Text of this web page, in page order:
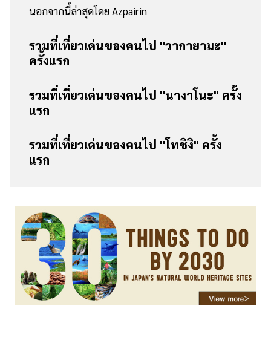
นอกจากนี้ล่าสุดโดย Azpairin
รวมที่เที่ยวเด่นของคนไป "วากายามะ"
ครั้งแรก
รวมที่เที่ยวเด่นของคนไป "นางาโนะ" ครั้ง
แรก
รวมที่เที่ยวเด่นของคนไป "โทชิงิ" ครั้ง
แรก